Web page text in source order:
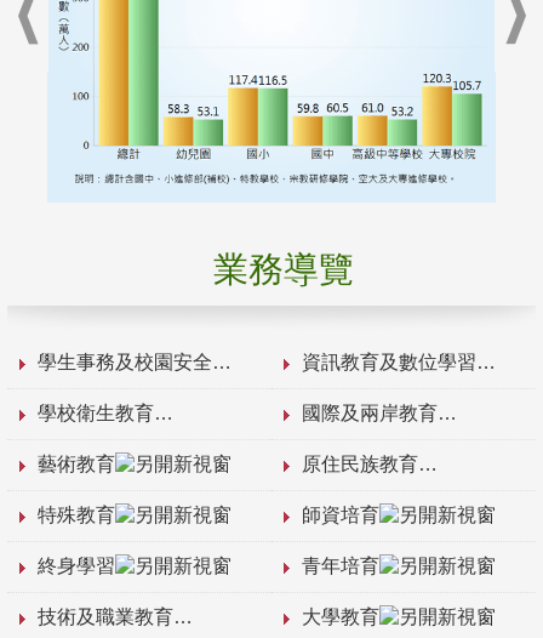
業務導覽
學生事務及校園安全 資訊教育及數位學習
學校衛生教育 國際及兩岸教育
藝術教育 原住民族教育
特殊教育 師資培育
終身學習 青年培育
技術及職業教育 大學教育